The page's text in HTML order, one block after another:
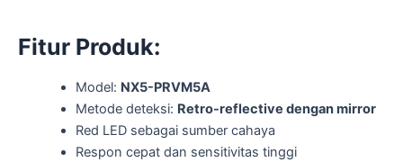
Fitur Produk:
Model: NX5-PRVM5A
Metode deteksi: Retro-reflective dengan mirror
Red LED sebagai sumber cahaya
Respon cepat dan sensitivitas tinggi